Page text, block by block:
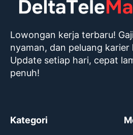
Lowongan kerja terbaru!
nyaman, dan peluang karier
Update setiap hari, cepat
penuh!
Kategori